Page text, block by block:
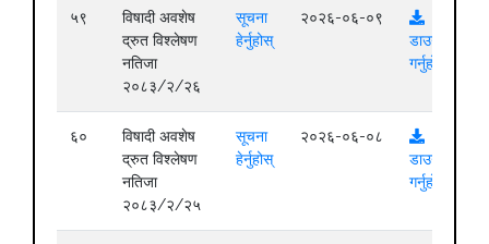
५९
विषादी अवशेष
द्रुत विश्लेषण
नतिजा
२०८३/२/२६
सूचना
हेर्नुहोस्
२०२६-०६-०९
डाउनलोड
गर्नुहोस्
६०
विषादी अवशेष
द्रुत विश्लेषण
नतिजा
२०८३/२/२५
सूचना
हेर्नुहोस्
२०२६-०६-०८
डाउनलोड
गर्नुहोस्